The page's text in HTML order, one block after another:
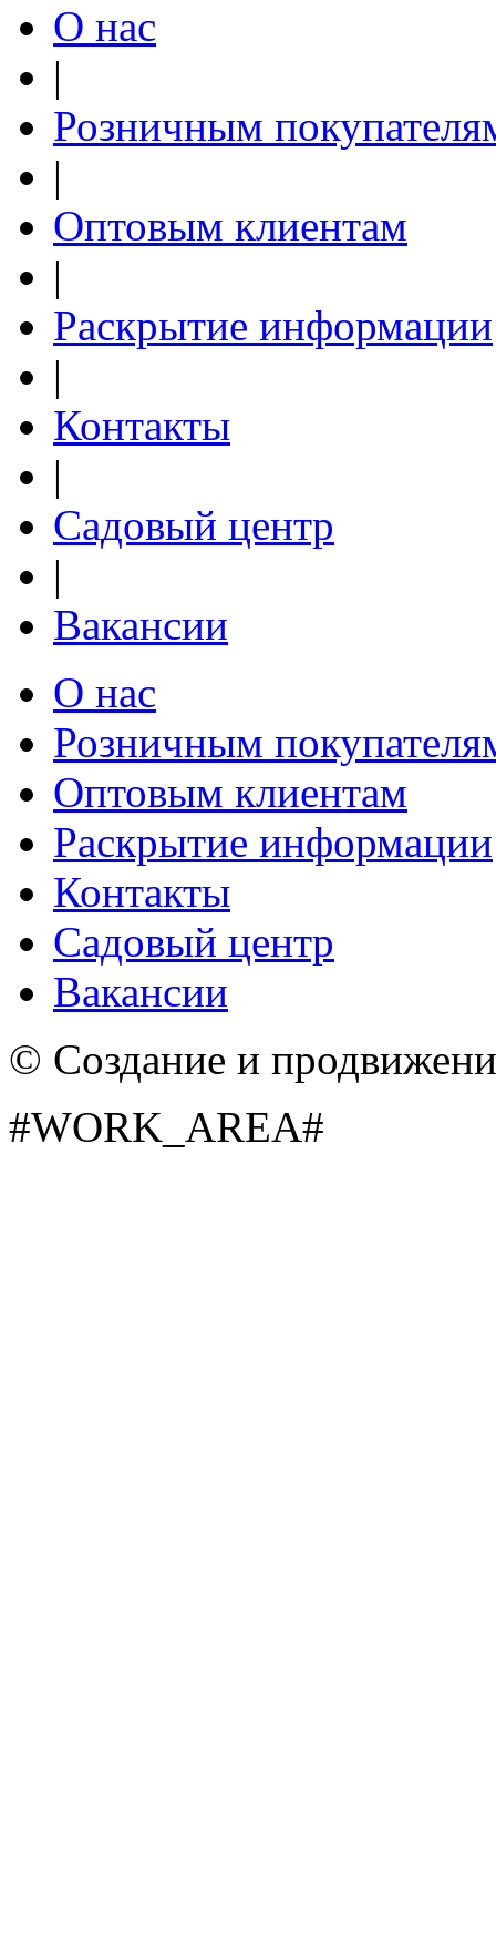
О нас
|
Розничным
|
Оптовым клиентам
|
Раскрытие информации
|
Контакты
|
Садовый центр
|
Вакансии
О нас
Розничным
Оптовым клиентам
Раскрытие информации
Контакты
Садовый центр
Вакансии
© Создание и
#WORK_AREA#